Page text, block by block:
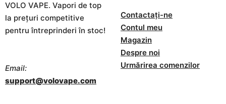
VOLO VAPE. Vapori de top
la prețuri competitive
pentru întreprinderi în stoc!
Email:
support@volovape.com
Contactați-ne
Contul meu
Magazin
Despre noi
Urmărirea comenzilor